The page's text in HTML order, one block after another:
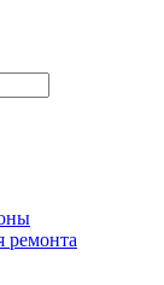
ремонта